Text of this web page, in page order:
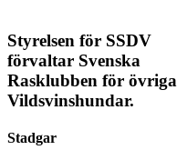
Styrelsen för SSDV
förvaltar Svenska
Rasklubben för övriga
Vildsvinshundar.
Stadgar